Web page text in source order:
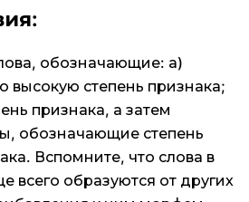
обозначающие: а)
высокую степень признака;
признака, а затем
обозначающие степень
Вспомните, что слова в
всего образуются от других